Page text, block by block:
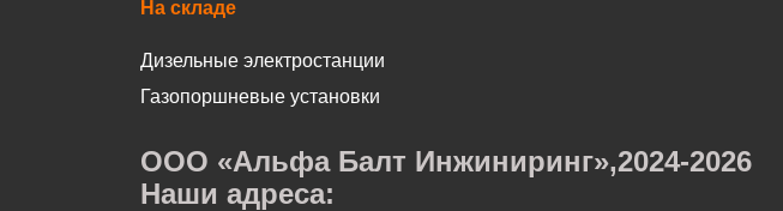
На складе
Дизельные электростанции
Газопоршневые установки
ООО «Альфа Балт Инжиниринг»,2024-2026
Наши адреса: